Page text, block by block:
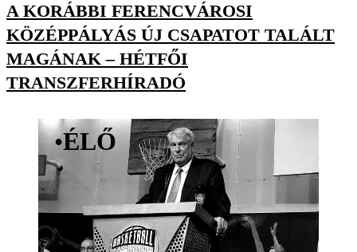
A KORÁBBI FERENCVÁROSI
KÖZÉPPÁLYÁS ÚJ CSAPATOT TALÁLT
MAGÁNAK – HÉTFŐI
TRANSZFERHÍRADÓ
•ÉLŐ